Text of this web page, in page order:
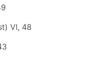
VI, 48